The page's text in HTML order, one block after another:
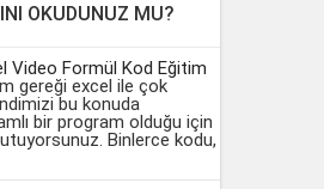
OKUDUNUZ MU?
Video Formül Kod Eğitim
gereği excel ile çok
bu konuda
bir program olduğu için
Binlerce kodu,